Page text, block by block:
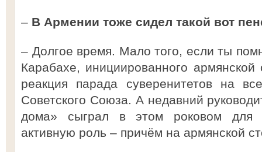
– В Армении тоже сидел такой вот
– Долгое время. Мало того, если ты
Карабахе, инициированного
реакция парада суверенитетов на
Советского Союза. А недавний
дома» сыграл в этом роковом для
активную роль – причём на армянской